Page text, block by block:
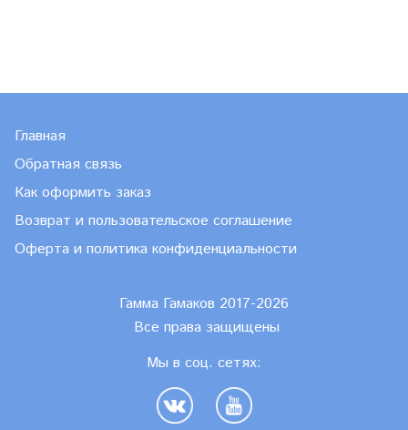
Главная
Обратная связь
Как оформить заказ
Возврат и пользовательское соглашение
Оферта и политика конфиденциальности
Гамма Гамаков 2017-2026
Все права защищены
Мы в соц. сетях: